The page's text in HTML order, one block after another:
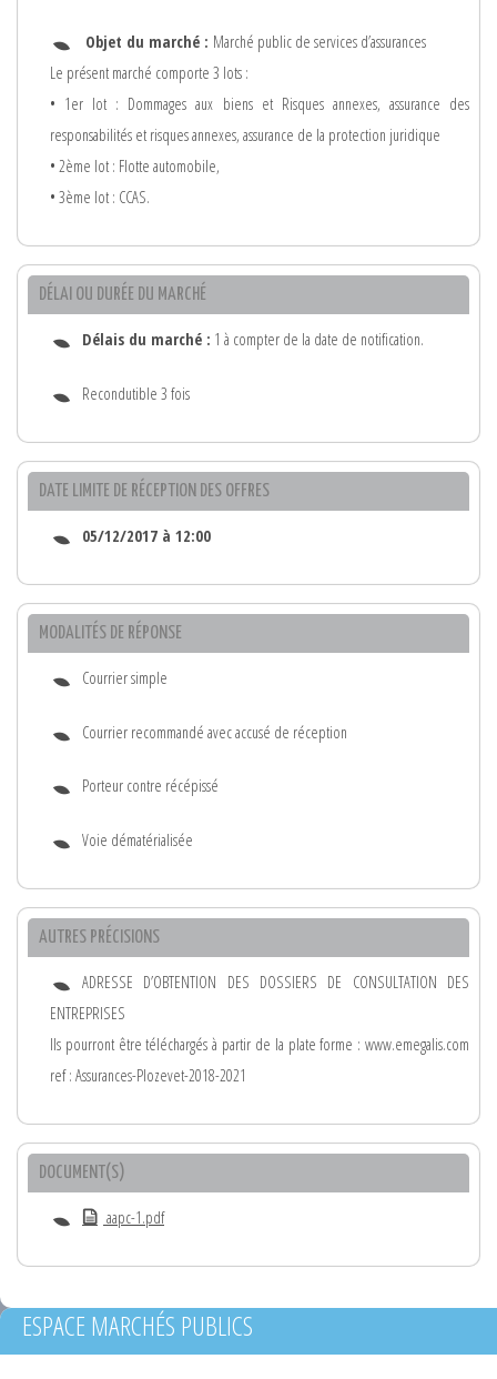
Objet du marché : Marché public de services d’assurances
Le présent marché comporte 3 lots :
• 1er lot : Dommages aux biens et Risques annexes, assurance des
responsabilités et risques annexes, assurance de la protection juridique
• 2ème lot : Flotte automobile,
• 3ème lot : CCAS.
DÉLAI OU DURÉE DU MARCHÉ
Délais du marché : 1 à compter de la date de notification.
Recondutible 3 fois
DATE LIMITE DE RÉCEPTION DES OFFRES
05/12/2017 à 12:00
MODALITÉS DE RÉPONSE
Courrier simple
Courrier recommandé avec accusé de réception
Porteur contre récépissé
Voie dématérialisée
AUTRES PRÉCISIONS
ADRESSE D’OBTENTION DES DOSSIERS DE CONSULTATION DES
ENTREPRISES
Ils pourront être téléchargés à partir de la plate forme : www.emegalis.com
ref : Assurances-Plozevet-2018-2021
DOCUMENT(S)
aapc-1.pdf
ESPACE MARCHÉS PUBLICS